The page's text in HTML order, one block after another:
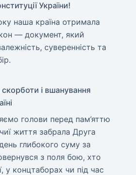
України!
наша країна отримала
— документ, який
суверенність та
і вшанування
голови перед пам’яттю
життя забрала Друга
глибокого суму за
з поля бою, хто
у концтаборах чи під час